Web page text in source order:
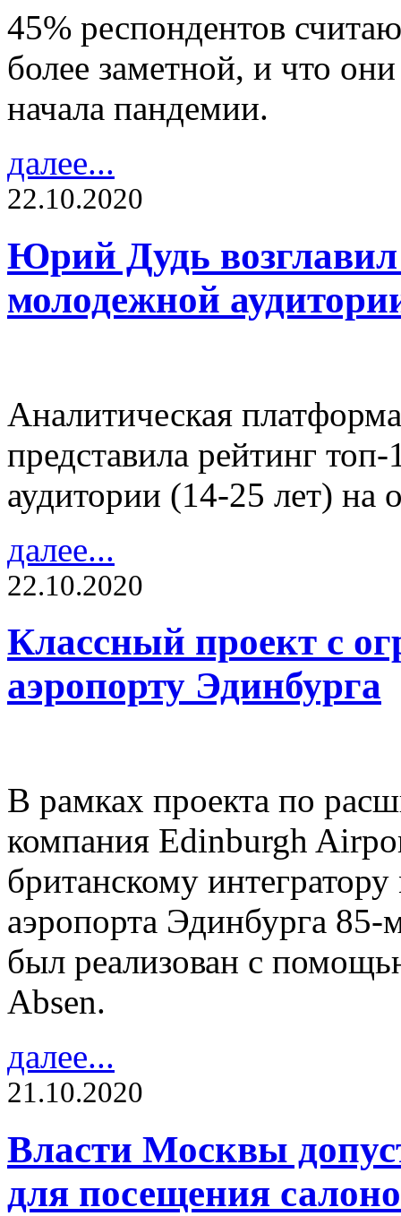
45% респондентов
более заметной, и что
начала пандемии.
далее...
22.10.2020
Юрий Дудь возглавил
молодежной
Аналитическая
представила рейтинг
аудитории (14-25 лет) на
далее...
22.10.2020
Классный проект с
аэропорту Эдинбурга
В рамках проекта по
компания Edinburgh
британскому
аэропорта Эдинбурга
был реализован с
Absen.
далее...
21.10.2020
Власти Москвы
для посещения